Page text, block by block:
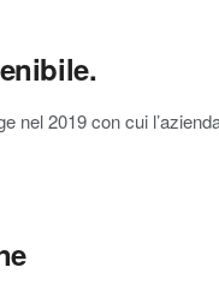
nel 2019 con cui